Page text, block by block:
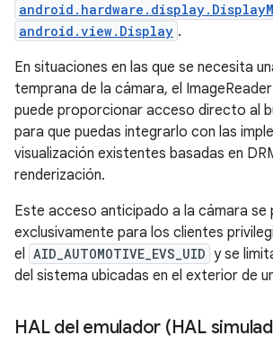
android.view.Display .
En situaciones en las que se necesita
temprana de la cámara, el
puede proporcionar acceso directo al
para que puedas integrarlo con las
visualización existentes basadas en
renderización.
Este acceso anticipado a la cámara se
exclusivamente para los clientes
el AID_AUTOMOTIVE_EVS_UID y se
del sistema ubicadas en el exterior de
HAL del emulador (HAL